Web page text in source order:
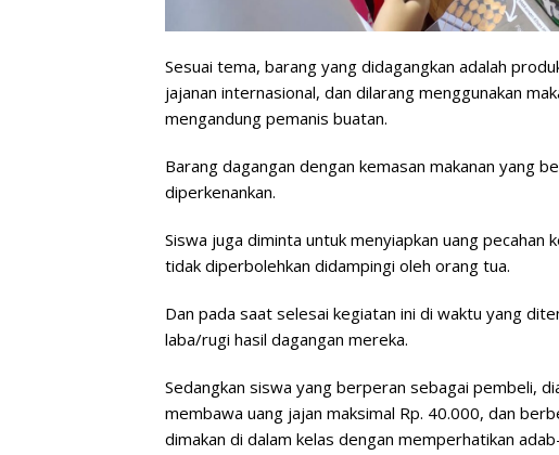
Sesuai tema, barang yang didagangkan adalah
jajanan internasional, dan dilarang menggunakan
mengandung pemanis buatan.
Barang dagangan dengan kemasan makanan yang
diperkenankan.
Siswa juga diminta untuk menyiapkan uang pecahan
tidak diperbolehkan didampingi oleh orang tua.
Dan pada saat selesai kegiatan ini di waktu yang
laba/rugi hasil dagangan mereka.
Sedangkan siswa yang berperan sebagai pembeli,
membawa uang jajan maksimal Rp. 40.000, dan
dimakan di dalam kelas dengan memperhatikan